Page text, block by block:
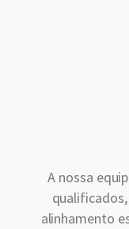
A nossa
alinhamento